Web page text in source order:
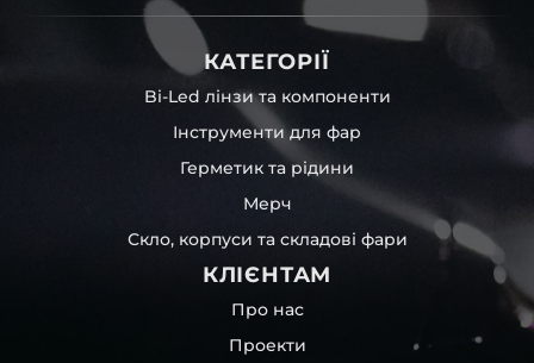
КАТЕГОРІЇ
Bi-Led лінзи та компоненти
Інструменти для фар
Герметик та рідини
Мерч
Скло, корпуси та складові фари
КЛІЄНТАМ
Про нас
Проекти